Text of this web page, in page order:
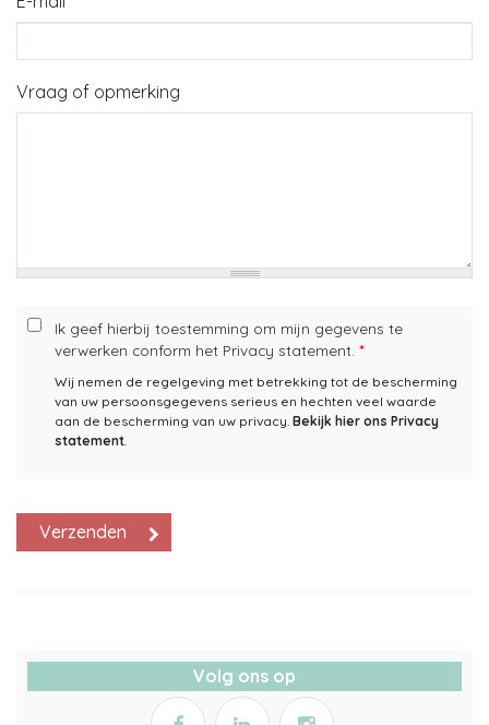
Vraag of opmerking
Ik geef hierbij toestemming om mijn gegevens te
verwerken conform het Privacy statement. *
Wij nemen de regelgeving met betrekking tot de bescherming
van uw persoonsgegevens serieus en hechten veel waarde
aan de bescherming van uw privacy. Bekijk hier ons Privacy
statement
Volg ons op